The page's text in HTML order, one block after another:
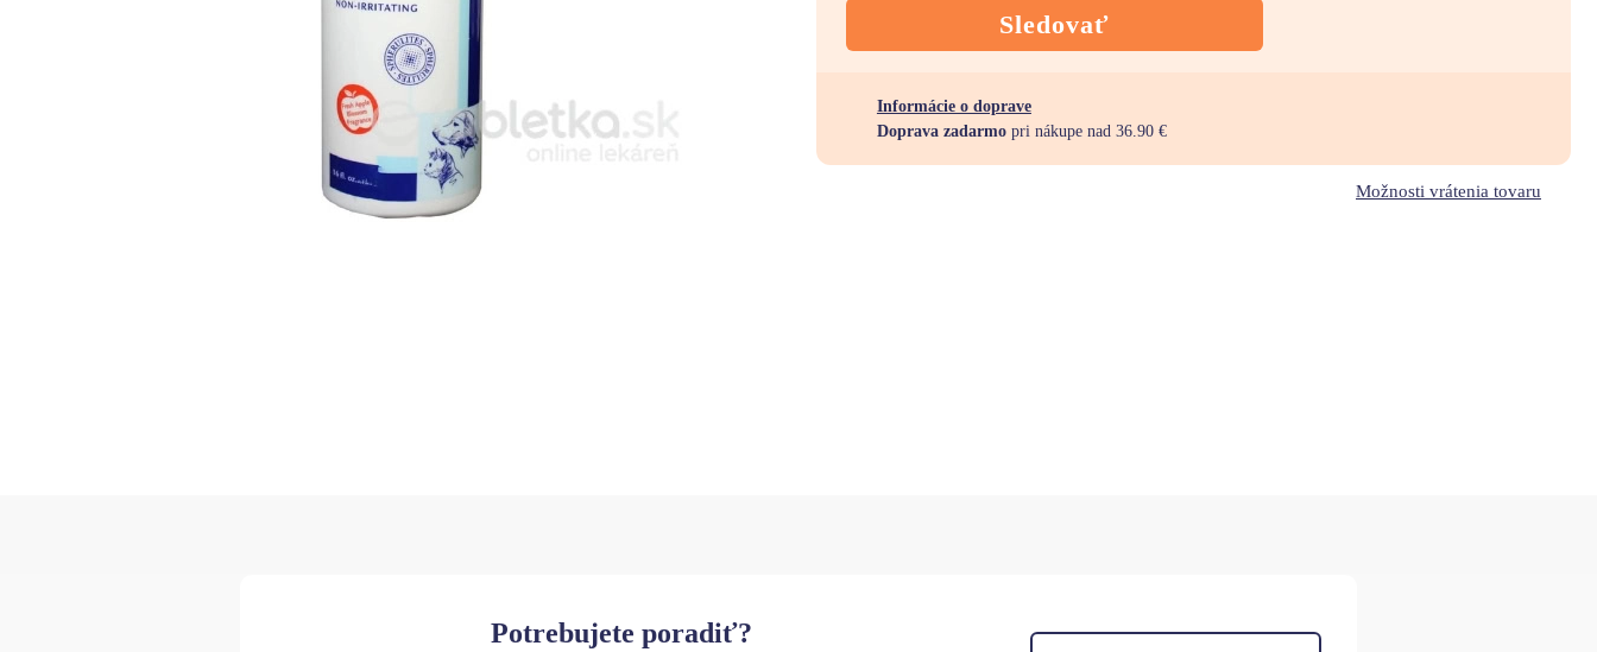
Sledovať
Informácie o doprave
Doprava zadarmopri nákupe nad 36.90 €
Možnosti vrátenia tovaru
Potrebujete poradiť?